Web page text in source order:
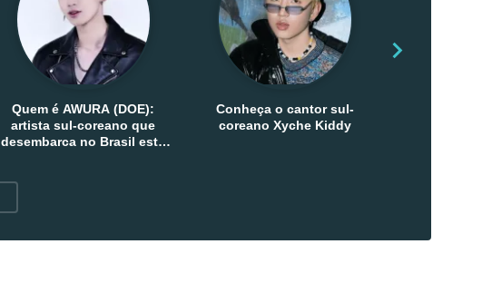
Quem é AWURA (DOE):
artista sul-coreano que
desembarca no Brasil esta
Conheça o cantor sul-
coreano Xyche Kiddy